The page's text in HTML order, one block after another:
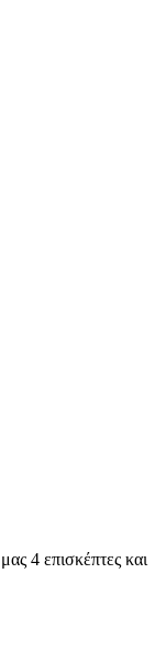
4 επισκέπτες και